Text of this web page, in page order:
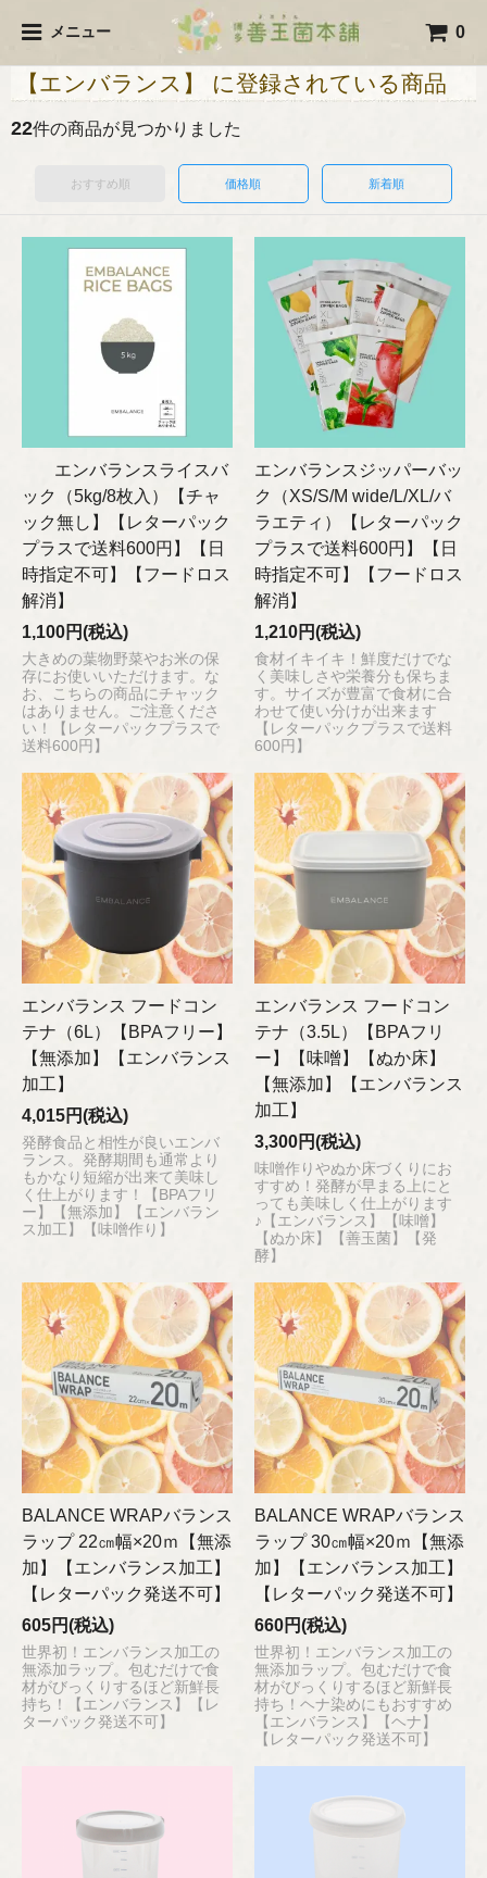
メニュー 0
【エンバランス】 に登録されている商品
22件の商品が見つかりました
おすすめ順 価格順 新着順
エンバランスライスバ
ック（5kg/8枚入）【チャ
ック無し】【レターパック
プラスで送料600円】【日
時指定不可】【フードロス
解消】
1,100円(税込)
大きめの葉物野菜やお米の保
存にお使いいただけます。な
お、こちらの商品にチャック
はありません。ご注意くださ
い！【レターパックプラスで
送料600円】
エンバランスジッパーバッ
ク（XS/S/M wide/L/XL/バ
ラエティ）【レターパック
プラスで送料600円】【日
時指定不可】【フードロス
解消】
1,210円(税込)
食材イキイキ！鮮度だけでな
く美味しさや栄養分も保ちま
す。サイズが豊富で食材に合
わせて使い分けが出来ます
【レターパックプラスで送料
600円】
エンバランス フードコン
テナ（6L）【BPAフリー】
【無添加】【エンバランス
加工】
4,015円(税込)
発酵食品と相性が良いエンバ
ランス。発酵期間も通常より
もかなり短縮が出来て美味し
く仕上がります！【BPAフリ
ー】【無添加】【エンバラン
ス加工】【味噌作り】
エンバランス フードコン
テナ（3.5L）【BPAフリ
ー】【味噌】【ぬか床】
【無添加】【エンバランス
加工】
3,300円(税込)
味噌作りやぬか床づくりにお
すすめ！発酵が早まる上にと
っても美味しく仕上がります
♪【エンバランス】【味噌】
【ぬか床】【善玉菌】【発
酵】
BALANCE WRAPバランス
ラップ 22㎝幅×20ｍ【無添
加】【エンバランス加工】
【レターパック発送不可】
605円(税込)
世界初！エンバランス加工の
無添加ラップ。包むだけで食
材がびっくりするほど新鮮長
持ち！【エンバランス】【レ
ターパック発送不可】
BALANCE WRAPバランス
ラップ 30㎝幅×20ｍ【無添
加】【エンバランス加工】
【レターパック発送不可】
660円(税込)
世界初！エンバランス加工の
無添加ラップ。包むだけで食
材がびっくりするほど新鮮長
持ち！ヘナ染めにもおすすめ
【エンバランス】【ヘナ】
【レターパック発送不可】